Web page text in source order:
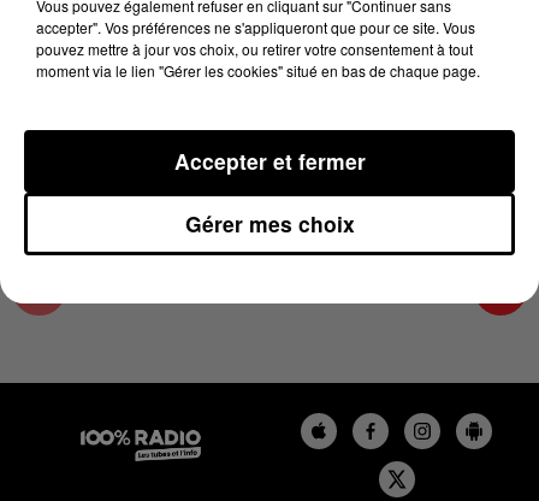
LES INFOS DU GRAND TOULOUSE DU
25/10/2024 À 07H00
Podcasts infos du grand Toulouse
Vous pouvez également refuser en cliquant sur "Continuer sans
accepter". Vos préférences ne s'appliqueront que pour ce site. Vous
pouvez mettre à jour vos choix, ou retirer votre consentement à tout
moment via le lien "Gérer les cookies" situé en bas de chaque page.
Gérer mes choix
Accepter et fermer